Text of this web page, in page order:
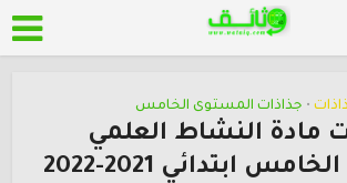
• جذاذات المستوى الخامس
مادة النشاط العلمي
ابتدائي 2021-2022